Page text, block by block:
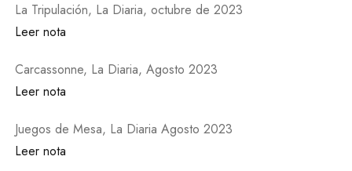
La Tripulación, La Diaria, octubre de 2023
Leer nota
Carcassonne, La Diaria, Agosto 2023
Leer nota
Juegos de Mesa, La Diaria Agosto 2023
Leer nota